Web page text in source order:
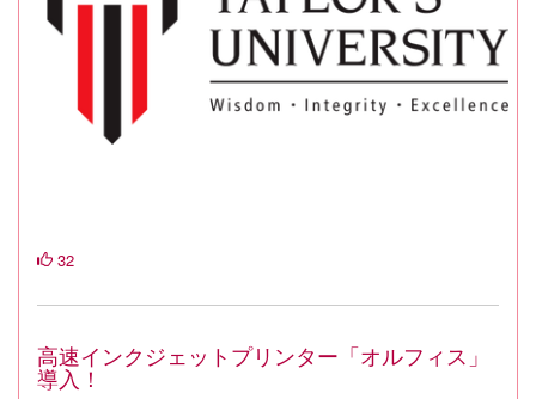
32
高速インクジェットプリンター「オルフィス」
導入！